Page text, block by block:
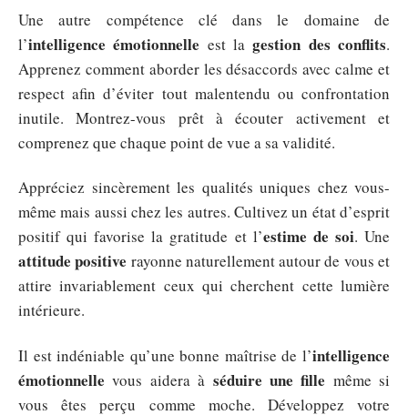
Une autre compétence clé dans le domaine de
l’intelligence émotionnelle est lagestion des conflits.
Apprenez comment aborder les désaccords avec calme et
respect afin d’éviter tout malentendu ou confrontation
inutile. Montrez-vous prêt à écouter activement et
comprenez que chaque point de vue a sa validité.
Appréciez sincèrement les qualités uniques chez vous-
même mais aussi chez les autres. Cultivez un état d’esprit
positif qui favorise la gratitude et l’estime de soi. Une
attitude positive rayonne naturellement autour de vous et
attire invariablement ceux qui cherchent cette lumière
intérieure.
Il est indéniable qu’une bonne maîtrise de l’intelligence
émotionnelle vous aidera à séduire une fille même si
vous êtes perçu comme moche. Développez votre